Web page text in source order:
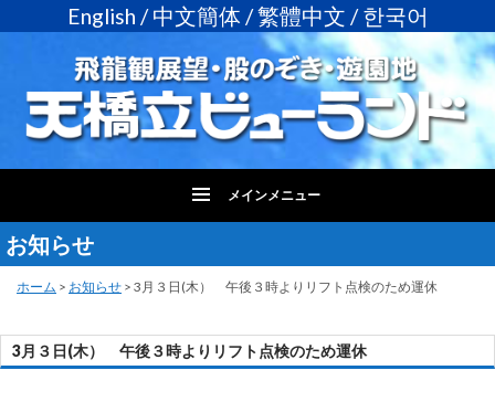
English /中文簡体 /繁體中文 /한국어
メインメニュー
コ
ン
テ
ツ
へ
お知らせ
ホーム > お知らせ > 3月３日(木） 午後３時よりリフト点検のため運休
3月３日(木） 午後３時よりリフト点検のため運休